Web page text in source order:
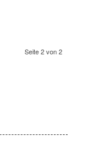
Seite 2 von 2